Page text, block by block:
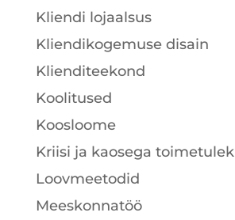
Kliendi lojaalsus
Kliendikogemuse disain
Klienditeekond
Koolitused
Koosloome
Kriisi ja kaosega toimetulek
Loovmeetodid
Meeskonnatöö